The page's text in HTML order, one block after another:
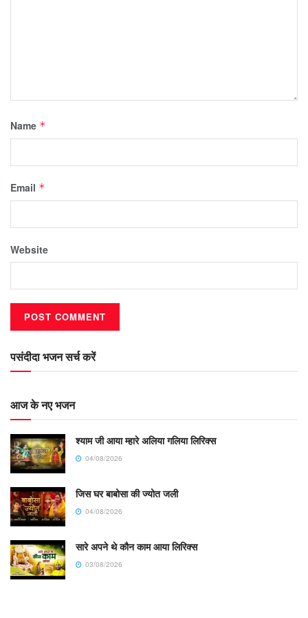
Name *
Email *
Website
पसंदीदा भजन सर्च करें
आज के नए भजन
श्याम जी आया म्हारे अलिया गलिया लिरिक्स
04/08/2026
जिस घर बाबोसा की ज्योत जली
04/08/2026
सारे अपने थे कौन काम आया लिरिक्स
03/08/2026